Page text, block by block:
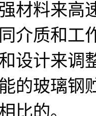
材料来高
介质和工
设计来调
的玻璃钢
比的。